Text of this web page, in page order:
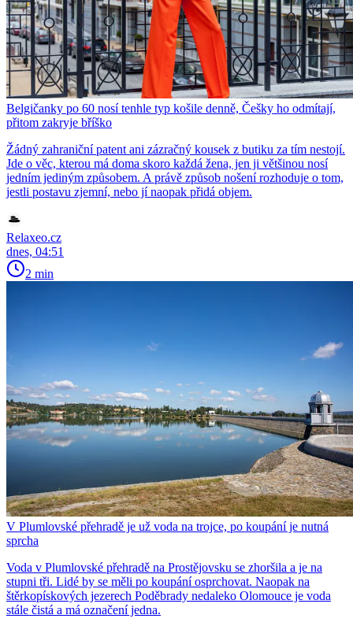
Belgičanky po 60 nosí tenhle typ košile denně, Češky ho odmítají,
přitom zakryje bříško
Žádný zahraniční patent ani zázračný kousek z butiku za tím nestojí.
Jde o věc, kterou má doma skoro každá žena, jen ji většinou nosí
jedním jediným způsobem. A právě způsob nošení rozhoduje o tom,
jestli postavu zjemní, nebo jí naopak přidá objem.
Relaxeo.cz
dnes, 04:51
2 min
V Plumlovské přehradě je už voda na trojce, po koupání je nutná
sprcha
Voda v Plumlovské přehradě na Prostějovsku se zhoršila a je na
stupni tři. Lidé by se měli po koupání osprchovat. Naopak na
štěrkopískových jezerech Poděbrady nedaleko Olomouce je voda
stále čistá a má označení jedna.